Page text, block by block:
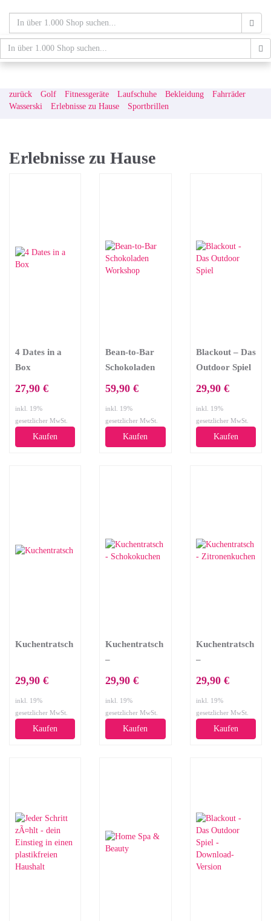
content
schaufenster.de
zurück Golf Fitnessgeräte Laufschuhe Bekleidung
Fahrräder
Wasserski
Erlebnisse zu Hause Sportbrillen
Erlebnisse zu Hause
4 Dates in a
Box
27,90 €
inkl. 19%
gesetzlicher MwSt.
Kaufen
Bean-to-Bar
Schokoladen
59,90 €
inkl. 19%
gesetzlicher MwSt.
Kaufen
Blackout – Das
Outdoor Spiel
29,90 €
inkl. 19%
gesetzlicher MwSt.
Kaufen
Kuchentratsch
29,90 €
inkl. 19%
gesetzlicher MwSt.
Kaufen
Kuchentratsch
–
29,90 €
inkl. 19%
gesetzlicher MwSt.
Kaufen
Kuchentratsch
–
29,90 €
inkl. 19%
gesetzlicher MwSt.
Kaufen